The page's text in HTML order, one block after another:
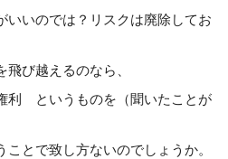
いいのでは？リスクは廃除してお
び越えるのなら、
利 というものを（聞いたことが
とで致し方ないのでしょうか。